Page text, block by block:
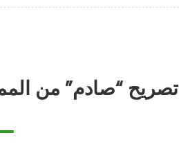
تصريح “صادم” من